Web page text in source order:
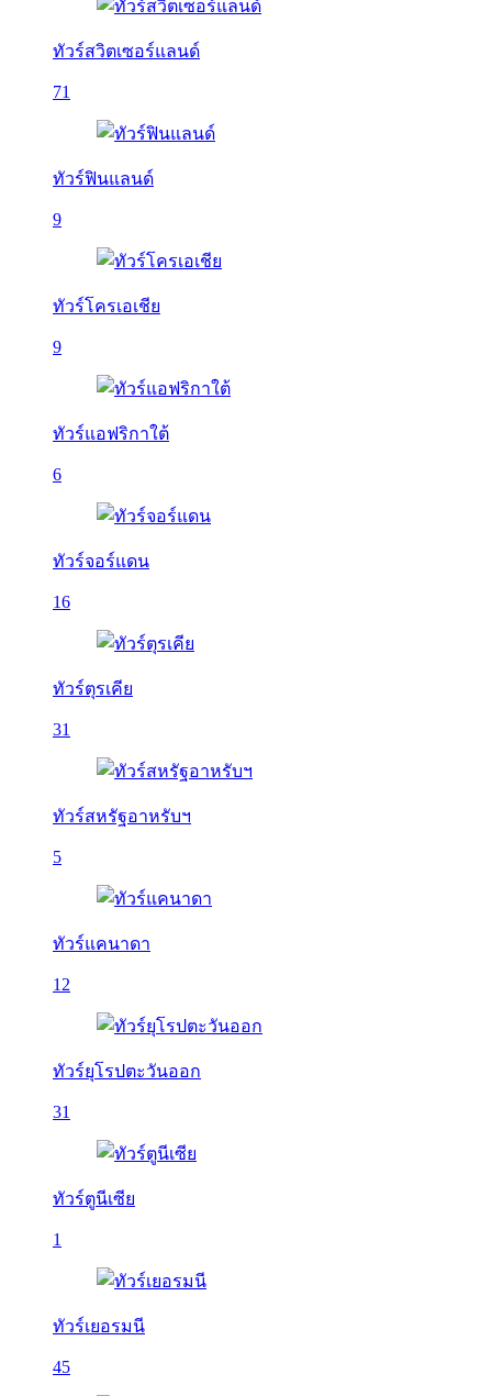
ทัวร์สวิตเซอร์แลนด์
71
ทัวร์ฟินแลนด์
9
ทัวร์โครเอเชีย
9
ทัวร์แอฟริกาใต้
6
ทัวร์จอร์แดน
16
ทัวร์ตุรเคีย
31
ทัวร์สหรัฐอาหรับฯ
5
ทัวร์แคนาดา
12
ทัวร์ยุโรปตะวันออก
31
ทัวร์ตูนีเซีย
1
ทัวร์เยอรมนี
45